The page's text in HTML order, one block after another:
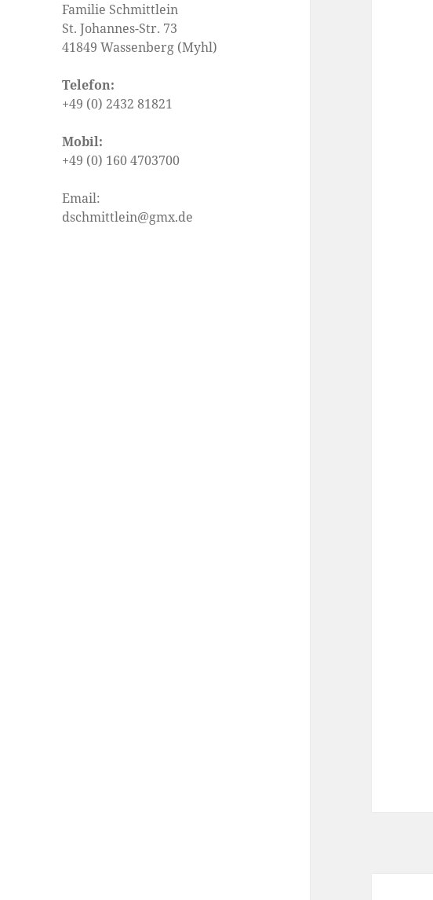
Familie Schmittlein
St. Johannes-Str. 73
41849 Wassenberg (Myhl)
Telefon:
+49 (0) 2432 81821
Mobil:
+49 (0) 160 4703700
Email:
dschmittlein@gmx.de